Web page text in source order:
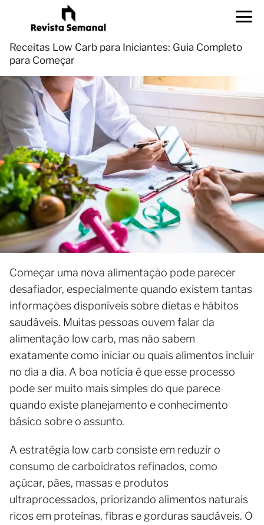
Receitas Low Carb para Iniciantes: Guia Completo
para Começar
Começar uma nova alimentação pode parecer
desafiador, especialmente quando existem tantas
informações disponíveis sobre dietas e hábitos
saudáveis. Muitas pessoas ouvem falar da
alimentação low carb, mas não sabem
exatamente como iniciar ou quais alimentos incluir
no dia a dia. A boa notícia é que esse processo
pode ser muito mais simples do que parece
quando existe planejamento e conhecimento
básico sobre o assunto.
A estratégia low carb consiste em reduzir o
consumo de carboidratos refinados, como
açúcar, pães, massas e produtos
ultraprocessados, priorizando alimentos naturais
ricos em proteínas, fibras e gorduras saudáveis. O